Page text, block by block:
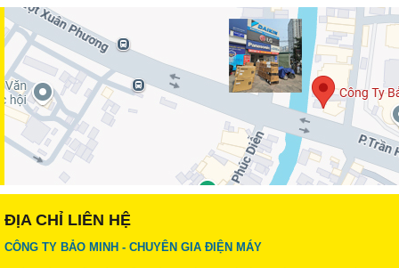
ĐỊA CHỈ LIÊN HỆ
CÔNG TY BẢO MINH - CHUYÊN GIA ĐIỆN MÁY